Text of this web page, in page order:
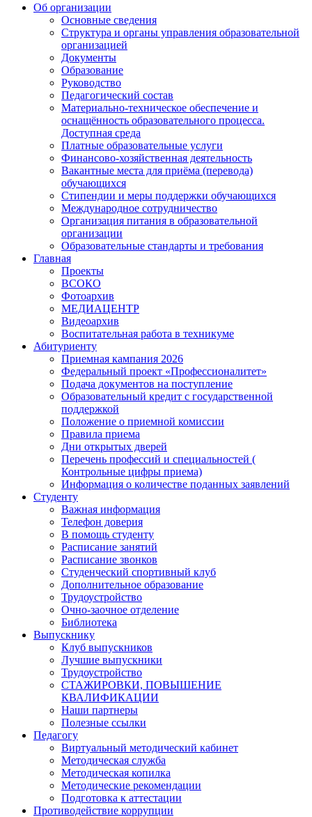
Об организации
Основные сведения
Структура и органы управления образовательной
организацией
Документы
Образование
Руководство
Педагогический состав
Материально-техническое обеспечение и
оснащённость образовательного процесса.
Доступная среда
Платные образовательные услуги
Финансово-хозяйственная деятельность
Вакантные места для приёма (перевода)
обучающихся
Стипендии и меры поддержки обучающихся
Международное сотрудничество
Организация питания в образовательной
организации
Образовательные стандарты и требования
Главная
Проекты
ВСОКО
Фотоархив
МЕДИАЦЕНТР
Видеоархив
Воспитательная работа в техникуме
Абитуриенту
Приемная кампания 2026
Федеральный проект «Профессионалитет»
Подача документов на поступление
Образовательный кредит с государственной
поддержкой
Положение о приемной комиссии
Правила приема
Дни открытых дверей
Перечень профессий и специальностей (
Контрольные цифры приема)
Информация о количестве поданных заявлений
Студенту
Важная информация
Телефон доверия
В помощь студенту
Расписание занятий
Расписание звонков
Студенческий спортивный клуб
Дополнительное образование
Трудоустройство
Очно-заочное отделение
Библиотека
Выпускнику
Клуб выпускников
Лучшие выпускники
Трудоустройство
СТАЖИРОВКИ, ПОВЫШЕНИЕ
КВАЛИФИКАЦИИ
Наши партнеры
Полезные ссылки
Педагогу
Виртуальный методический кабинет
Методическая служба
Методическая копилка
Методические рекомендации
Подготовка к аттестации
Противодействие коррупции